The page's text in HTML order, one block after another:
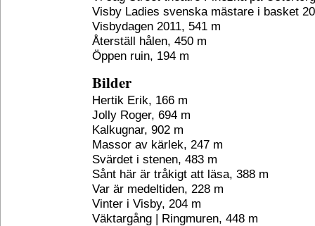
Visby Ladies svenska mästare i basket
Visbydagen 2011, 541 m
Återställ hålen, 450 m
Öppen ruin, 194 m
Bilder
Hertik Erik, 166 m
Jolly Roger, 694 m
Kalkugnar, 902 m
Massor av kärlek, 247 m
Svärdet i stenen, 483 m
Sånt här är tråkigt att läsa, 388 m
Var är medeltiden, 228 m
Vinter i Visby, 204 m
Väktargång | Ringmuren, 448 m